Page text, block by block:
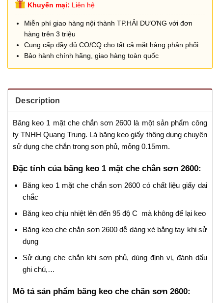
Khuyến mại: Liên hệ
Miễn phí giao hàng nội thành TP.HẢI DƯƠNG với đơn
hàng trên 3 triệu
Cung cấp đầy đủ CO/CQ cho tất cả mặt hàng phân phối
Bảo hành chính hãng, giao hàng toàn quốc
Description
Băng keo 1 mặt che chắn sơn 2600 là một sản phẩm công
ty TNHH Quang Trung. Là băng keo giấy thông dụng chuyên
sử dụng che chắn trong sơn phủ, mỏng 0.15mm.
Đặc tính của băng keo 1 mặt che chắn sơn 2600:
Băng keo 1 mặt che chắn sơn 2600 có chất liệu giấy dai
chắc
Băng keo chịu nhiệt lên đến 95 độ C mà không để lại keo
Băng keo che chắn sơn 2600 dễ dàng xé bằng tay khi sử
dụng
Sử dụng che chắn khi sơn phủ, dùng định vị, đánh dấu
ghi chú,…
Mô tả sản phẩm băng keo che chăn sơn 2600: